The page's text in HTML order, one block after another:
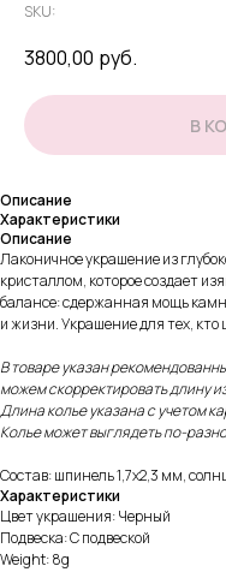
SKU:
3800,00 руб.
В
Описание
Характеристики
Описание
Лаконичное украшение из
кристаллом, которое создает
балансе: сдержанная мощь
и жизни. Украшение для тех,
В товаре указан
можем скорректировать длину
Длина колье указана с учетом
Колье может выглядеть по-
Состав: шпинель 1,7х2,3 мм,
Характеристики
Цвет украшения: Черный
Подвеска: С подвеской
Weight: 8g